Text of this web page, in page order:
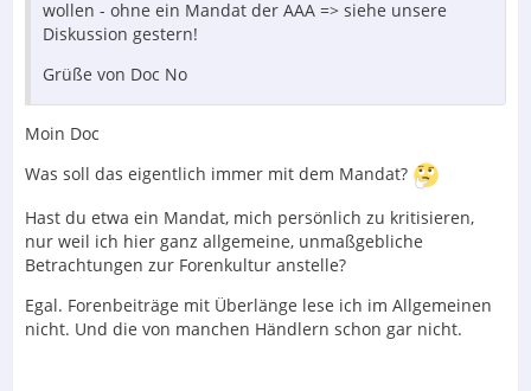
wollen - ohne ein Mandat der AAA => siehe unsere
Diskussion gestern!
Grüße von Doc No
Moin Doc
Was soll das eigentlich immer mit dem Mandat?
Hast du etwa ein Mandat, mich persönlich zu kritisieren,
nur weil ich hier ganz allgemeine, unmaßgebliche
Betrachtungen zur Forenkultur anstelle?
Egal. Forenbeiträge mit Überlänge lese ich im Allgemeinen
nicht. Und die von manchen Händlern schon gar nicht.